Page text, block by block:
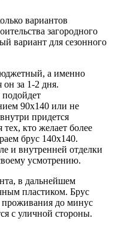
вариантов
загородного
вариант для сезонного
а именно
за 1-2 дня.
90х140 или не
придется
кто желает более
брус 140х140.
и внутренней отделки
усмотрению.
в дальнейшем
пластиком. Брус
проживания до минус
с уличной стороны.